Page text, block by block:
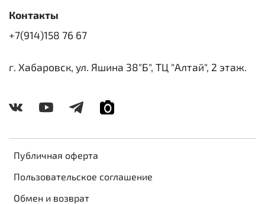
Публичная оферта
Пользовательское соглашение
Обмен и возврат
Контакты
+7(914)158 76 67
г. Хабаровск, ул. Яшина 38"Б", ТЦ "Алтай", 2 этаж.